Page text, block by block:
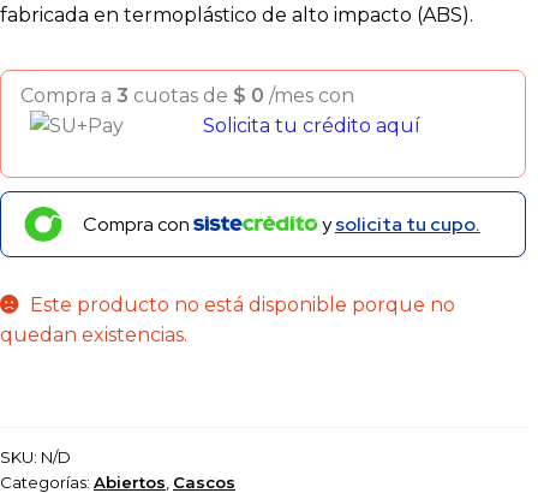
fabricada en termoplástico de alto impacto (ABS).
Compra a 3 cuotas de $ 0 /mes con
Solicita tu crédito aquí
Compra con ysolicita tu cupo.
Este producto no está disponible porque no
quedan existencias.
SKU: N/D
Categorías: Abiertos Cascos